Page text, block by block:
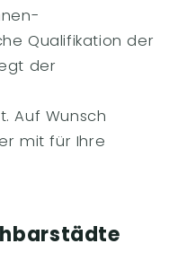
Qualifikation der
der
Auf Wunsch
mit für Ihre